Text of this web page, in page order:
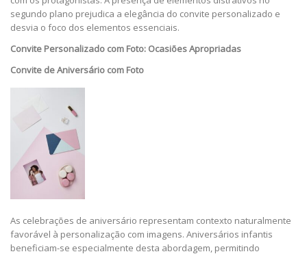
segundo plano prejudica a elegância do convite personalizado e
desvia o foco dos elementos essenciais.
Convite Personalizado com Foto: Ocasiões Apropriadas
Convite de Aniversário com Foto
As celebrações de aniversário representam contexto naturalmente
favorável à personalização com imagens. Aniversários infantis
beneficiam-se especialmente desta abordagem, permitindo